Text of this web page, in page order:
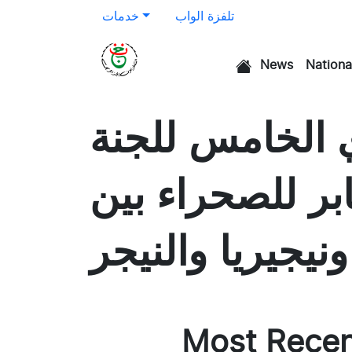
خدمات تلفزة الواب
News
الخامس للجنة
للصحراء بين
والنيجر
Most